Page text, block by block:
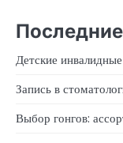
Детские
Запись в
Выбор гонгов: